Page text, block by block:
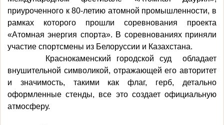
приуроченного к 80-летию атомной промышленности, в
рамках которого прошли соревнования проекта
«Атомная энергия спорта». В соревнованиях приняли
участие спортсмены из Белоруссии и Казахстана.
Краснокаменский городской суд обладает
внушительной символикой, отражающей его авторитет
и значимость, такими как флаг, герб, детально
оформленные стенды, все это создает официальную
атмосферу.